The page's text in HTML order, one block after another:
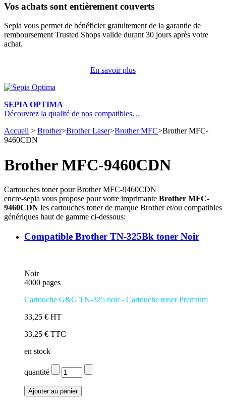
Vos achats sont entièrement couverts
Sepia vous permet de bénéficier gratuitement de la garantie de
remboursement Trusted Shops valide durant 30 jours après votre
achat.
En savoir plus
SEPIA OPTIMA
Découvrez la qualité de nos compatibles…
Accueil > Brother>Brother Laser>Brother MFC>Brother MFC-
9460CDN
Brother MFC-9460CDN
Cartouches toner pour Brother MFC-9460CDN
encre-sepia vous propose pour votre imprimante Brother MFC-
9460CDN les cartouches toner de marque Brother et/ou compatibles
génériques haut de gamme ci-dessous:
Compatible Brother TN-325Bk toner Noir
Noir
4000 pages
Cartouche G&G TN-325 noir - Cartouche toner Premium
33,25 € HT
33,25 € TTC
en stock
quantité